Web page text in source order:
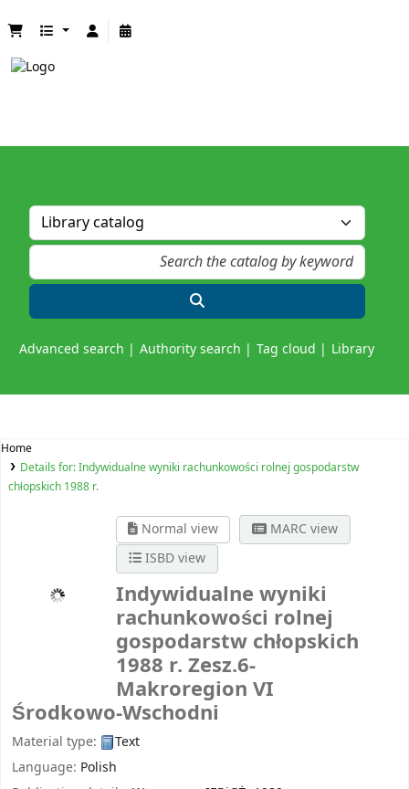
Advanced search Authority search Tag cloud Library
Home
Details for:Indywidualne wyniki rachunkowości rolnej gospodarstw
chłopskich 1988 r.
Normal view
MARC view
ISBD view
Indywidualne wyniki
rachunkowości rolnej
gospodarstw chłopskich
1988 r. Zesz.6-
Makroregion VI
Środkowo-Wschodni
Material type:
Text
Language: Polish